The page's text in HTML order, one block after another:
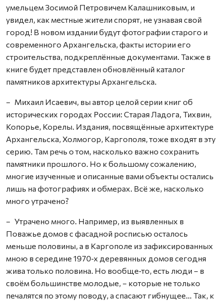
умельцем Зосимой Петровичем Калашниковым, и
увидел, как местные жители спорят, не узнавая свой
город! В новом издании будут фотографии старого и
современного Архангельска, факты истории его
строительства, подкреплённые документами. Также в
книге будет представлен обновлённый каталог
памятников архитектуры Архангельска.
– Михаил Исаевич, вы автор целой серии книг об
исторических городах России: Старая Ладога, Тихвин,
Копорье, Корелы. Издания, посвящённые архитектуре
Архангельска, Холмогор, Каргополя, тоже входят в эту
серию. Там речь о том, насколько важно сохранить
памятники прошлого. Но к большому сожалению,
многие изученные и описанные вами объекты остались
лишь на фотографиях и обмерах. Всё же, насколько
много утрачено?
– Утрачено много. Например, из выявленных в
Поважье домов с фасадной росписью осталось
меньше половины, а в Каргополе из зафиксированных
мною в середине 1970‑х деревянных домов сегодня
жива только половина. Но вообще‑то, есть люди – в
своём большинстве молодые, – которые не только
печалятся по этому поводу, а спасают гибнущее… Так, к